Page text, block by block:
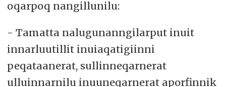
oqarpoq nangillunilu:
- Tamatta nalugunanngilarput inuit
innarluutillit inuiaqatigiinni
peqataanerat, sullinneqarnerat
ulluinnarnilu inuuneqarnerat aporfinnik